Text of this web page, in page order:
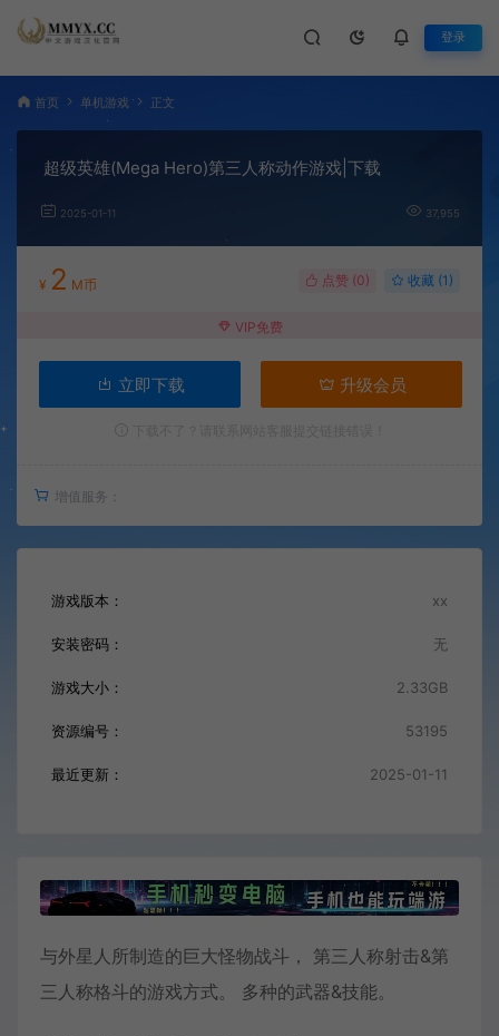
登录
首页 单机游戏 正文
超级英雄(Mega Hero)第三人称动作游戏|下载
2025-01-11 37,955
¥ 2 M币 点赞 (0) 收藏 (1)
VIP免费
立即下载 升级会员
增值服务：
游戏版本： xx
安装密码： 无
游戏大小： 2.33GB
资源编号： 53195
最近更新： 2025-01-11
与外星人所制造的巨大怪物战斗， 第三人称射击&第
三人称格斗的游戏方式。 多种的武器&技能。